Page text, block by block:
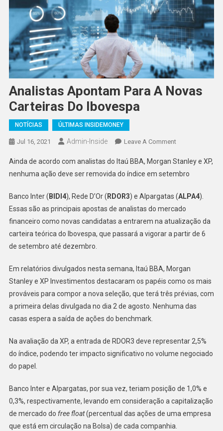
Analistas Apontam Para A Novas
Carteiras Do Ibovespa
NOTÍCIAS ÚLTIMAS INSIDEMONEY
Jul 16, 2021 Admin-Inside Leave A CommentOn
Apontam
Para
Novas
Carteiras
Do
Ibovespa
Ainda de acordo com analistas do Itaú BBA, Morgan Stanley e XP,
nenhuma ação deve ser removida do índice em setembro
Banco Inter ( BIDI4), Rede D’Or ( RDOR3) e Alpargatas (ALPA4).
Essas são as principais apostas de analistas do mercado
financeiro como novas candidatas a entrarem na atualização da
carteira teórica do Ibovespa, que passará a vigorar a partir de 6
de setembro até dezembro.
Em relatórios divulgados nesta semana, Itaú BBA, Morgan
Stanley e XP Investimentos destacaram os papéis como os mais
prováveis para compor a nova seleção, que terá três prévias, com
a primeira delas divulgada no dia 2 de agosto. Nenhuma das
casas espera a saída de ações do benchmark.
Na avaliação da XP, a entrada de RDOR3 deve representar 2,5%
do índice, podendo ter impacto significativo no volume negociado
do papel.
Banco Inter e Alpargatas, por sua vez, teriam posição de 1,0% e
0,3%, respectivamente, levando em consideração a capitalização
de mercado do free float(percentual das ações de uma empresa
que está em circulação na Bolsa) de cada companhia.